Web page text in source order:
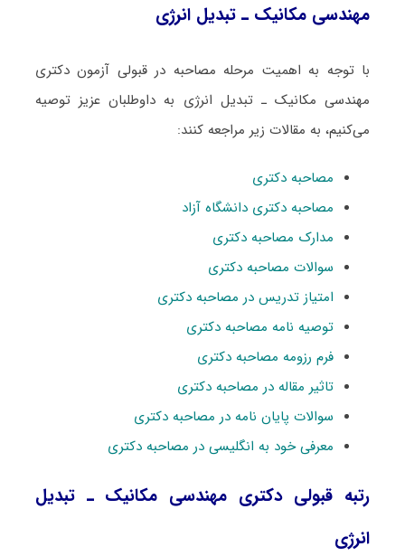
مهندسی مکانیک ـ ﺗﺒﺪﻳﻞ اﻧﺮژی
با توجه به اهمیت مرحله مصاحبه در قبولی آزمون دکتری
مهندسی مکانیک ـ ﺗﺒﺪﻳﻞ اﻧﺮژی به داوطلبان عزیز توصیه
می‌کنیم، به مقالات زیر مراجعه کنند:
مصاحبه دکتری
مصاحبه دکتری دانشگاه آزاد
مدارک مصاحبه دکتری
سوالات مصاحبه دکتری
امتیاز تدریس در مصاحبه دکتری
توصیه نامه مصاحبه دکتری
فرم رزومه مصاحبه دکتری
تاثیر مقاله در مصاحبه دکتری
سوالات پایان نامه در مصاحبه دکتری
معرفی خود به انگلیسی در مصاحبه دکتری
رتبه قبولی دکتری مهندسی مکانیک ـ ﺗﺒﺪﻳﻞ
اﻧﺮژی